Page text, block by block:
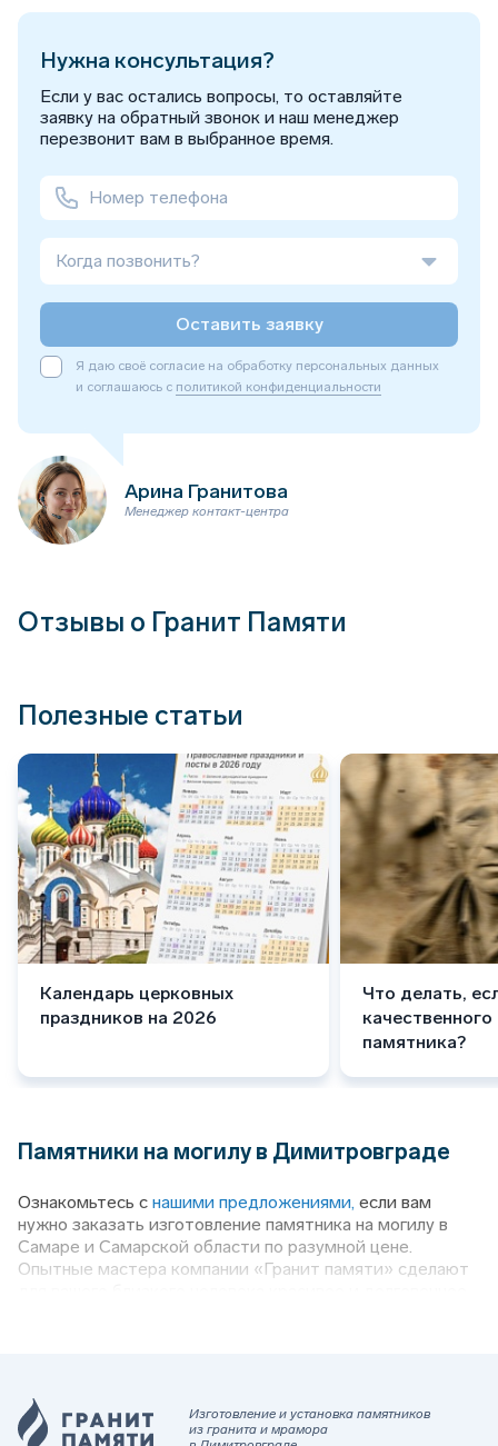
Нужна консультация?
Если у вас остались вопросы, то оставляйте
заявку на обратный звонок и наш менеджер
перезвонит вам в выбранное время.
Когда позвонить?
Оставить заявку
Я даю своё согласие на обработку персональных данных
и соглашаюсь с политикой конфиденциальности
Арина Гранитова
Менеджер контакт-центра
Отзывы о Гранит Памяти
Полезные статьи
Календарь церковных
праздников на 2026
Что делать,
памятника?
Памятники на могилу в Димитровграде
Ознакомьтесь с нашими предложениями, если вам
нужно заказать изготовление памятника на могилу в
Самаре и Самарской области по разумной цене.
Опытные мастера компании «Гранит памяти» сделают
каменные вазы под цветы, лампадки для свечей,
декоративные скульптуры).
Изготовление и установка памятников
из гранита и мрамора